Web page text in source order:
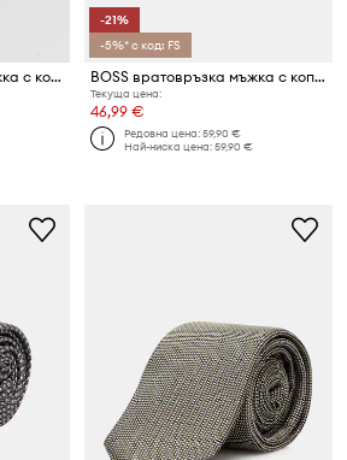
HUGO вратовръзка мъжка с коприна
-21%
-5%* с код: FS
BOSS вратовръзка мъжка с коприна TIE CM 7.5 262
Текуща цена:
46,99 €
Редовна цена:59,90 €
Най-ниска цена:59,90 €